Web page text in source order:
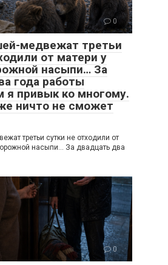
0
медвежат третьи
от матери у
насыпи… За
года работы
я привык ко многому.
ничто не сможет
третьи сутки не отходили от
насыпи… За двадцать два
0